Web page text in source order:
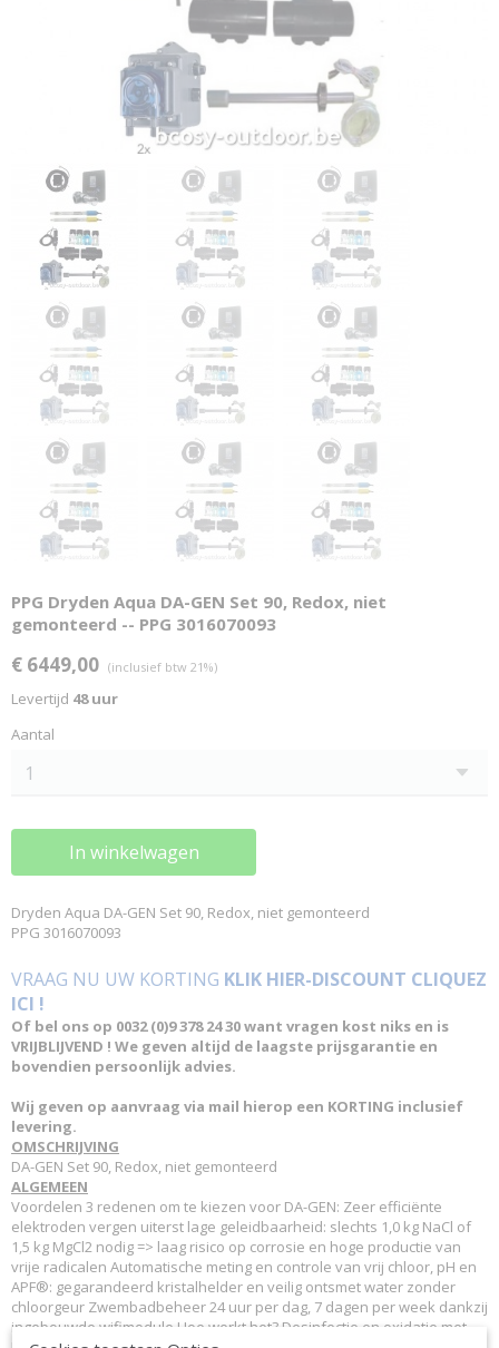
PPG Dryden Aqua DA-GEN Set 90, Redox, niet
gemonteerd -- PPG 3016070093
€ 6449,00 (inclusief btw 21%)
Levertijd 48 uur
Aantal
In winkelwagen
Dryden Aqua DA-GEN Set 90, Redox, niet gemonteerd
PPG 3016070093
VRAAG NU UW KORTING KLIK HIER-DISCOUNT CLIQUEZ
ICI !
Of bel ons op 0032 (0)9 378 24 30 want vragen kost niks en is
VRIJBLIJVEND ! We geven altijd de laagste prijsgarantie en
bovendien persoonlijk advies.
Wij geven op aanvraag via mail hierop een KORTING inclusief
levering.
OMSCHRIJVING
DA-GEN Set 90, Redox, niet gemonteerd
ALGEMEEN
Voordelen 3 redenen om te kiezen voor DA-GEN: Zeer efficiënte
elektroden vergen uiterst lage geleidbaarheid: slechts 1,0 kg NaCl of
1,5 kg MgCl2 nodig => laag risico op corrosie en hoge productie van
vrije radicalen Automatische meting en controle van vrij chloor, pH en
APF®: gegarandeerd kristalhelder en veilig ontsmet water zonder
chloorgeur Zwembadbeheer 24 uur per dag, 7 dagen per week dankzij
ingebouwde wifimodule Hoe werkt het? Desinfectie en oxidatie met